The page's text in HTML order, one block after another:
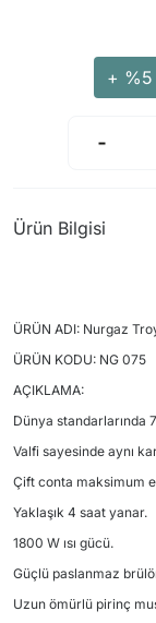
+ %5
Ürün Bilgisi
ÜRÜN ADI: Nurgaz
ÜRÜN KODU: NG 075
AÇIKLAMA:
Dünya standarlarında
Valfi sayesinde aynı
Çift conta maksimum
Yaklaşık 4 saat yanar.
1800 W ısı gücü.
Güçlü paslanmaz
Uzun ömürlü pirinç